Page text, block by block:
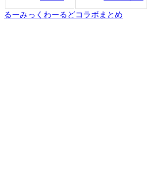
るーみっくわーるどコラボまとめ